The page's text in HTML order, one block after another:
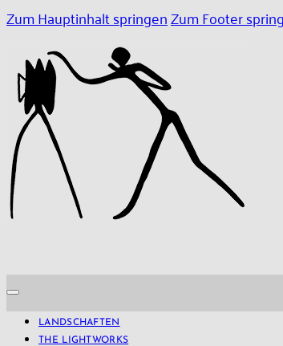
Zum Hauptinhalt springenZum Footer
LANDSCHAFTEN
THE LIGHTWORKS